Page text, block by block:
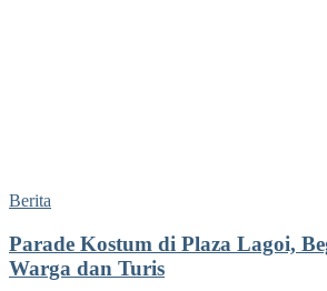
Berita
Parade Kostum di Plaza Lagoi,
Warga dan Turis